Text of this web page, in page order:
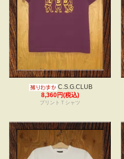
C.S.G.CLUB
8,360円(税込)
プリントＴシャツ